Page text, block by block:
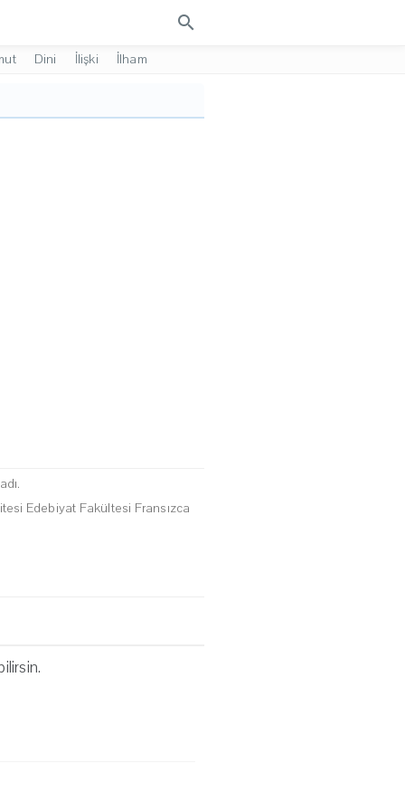
search
Dini İlişki İlham
Edebiyat Fakültesi Fransızca